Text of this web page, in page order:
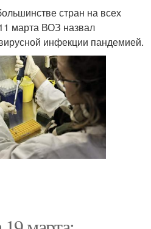
стран на всех
марта ВОЗ назвал
инфекции пандемией.